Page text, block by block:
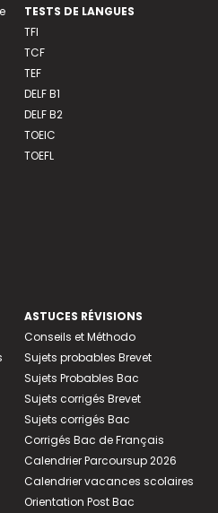
TESTS DE LANGUES
TFI
TCF
TEF
DELF B1
DELF B2
TOEIC
TOEFL
ASTUCES RÉVISIONS
Conseils et Méthodo
Sujets probables Brevet
Sujets Probables Bac
Sujets corrigés Brevet
Sujets corrigés Bac
Corrigés Bac de Français
Calendrier Parcoursup 2026
Calendrier vacances scolaires
Orientation Post Bac